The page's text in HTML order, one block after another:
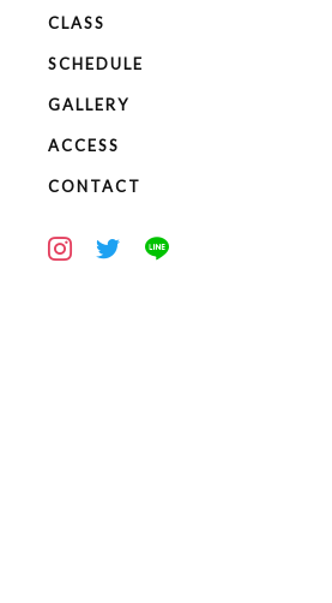
CLASS
SCHEDULE
GALLERY
ACCESS
CONTACT